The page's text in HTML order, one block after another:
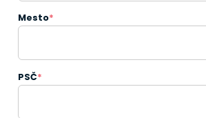
Mesto*
PSČ*